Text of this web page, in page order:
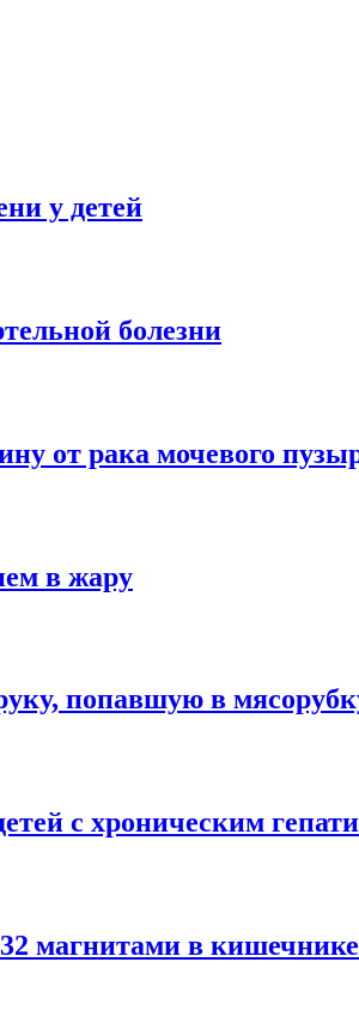
у детей
болезни
от рака мочевого
в жару
попавшую в
с хроническим
магнитами в кишечнике